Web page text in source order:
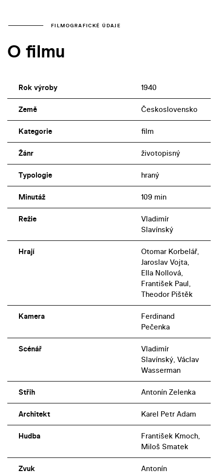
FILMOGRAFICKÉ ÚDAJE
O filmu
Rok výroby 1940
Země Československo
Kategorie film
Žánr životopisný
Typologie hraný
Minutáž 109 min
Režie
Vladimír
Slavínský
Hrají
Otomar Korbelář,
Jaroslav Vojta,
Ella Nollová,
František Paul,
Theodor Pištěk
Kamera
Ferdinand
Pečenka
Scénář
Vladimír
Slavínský, Václav
Wasserman
Střih Antonín Zelenka
Architekt Karel Petr Adam
Hudba
František Kmoch,
Miloš Smatek
Zvuk Antonín